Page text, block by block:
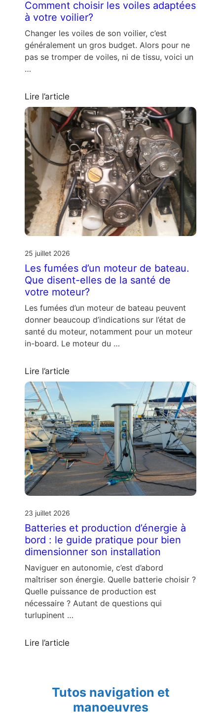
Comment choisir les voiles adaptées
à votre voilier?
Changer les voiles de son voilier, c’est
généralement un gros budget. Alors pour ne
pas se tromper de voiles, ni de tissu, voici un
…
Lire l’article
25 juillet 2026
Les fumées d’un moteur de bateau.
Que disent-elles de la santé de
votre moteur?
Les fumées d’un moteur de bateau peuvent
donner beaucoup d’indications sur l’état de
santé du moteur, notamment pour un moteur
in-board. Le moteur du …
Lire l’article
23 juillet 2026
Batteries et production d’énergie à
bord : le guide pratique pour bien
dimensionner son installation
Naviguer en autonomie, c’est d’abord
maîtriser son énergie. Quelle batterie choisir ?
Quelle puissance de production est
nécessaire ? Autant de questions qui
turlupinent …
Lire l’article
Tutos navigation et
manoeuvres